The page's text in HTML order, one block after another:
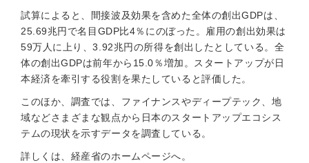
試算によると、間接波及効果を含めた全体の創出GDPは、
25.69兆円で名目GDP比4％にのぼった。雇用の創出効果は
59万人に上り、3.92兆円の所得を創出したとしている。全
体の創出GDPは前年から15.0％増加。スタートアップが日
本経済を牽引する役割を果たしていると評価した。
このほか、調査では、ファイナンスやディープテック、地
域などさまざまな観点から日本のスタートアップエコシス
テムの現状を示すデータを調査している。
詳しくは、経産省のホームページへ。